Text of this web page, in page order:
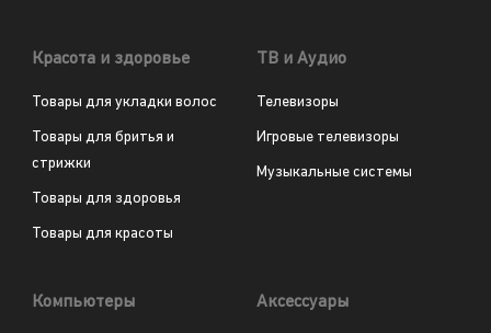
Красота и здоровье
Товары для укладки волос
Товары для бритья и
стрижки
Товары для здоровья
Товары для красоты
ТВ и Аудио
Телевизоры
Игровые телевизоры
Музыкальные системы
Компьютеры Аксессуары